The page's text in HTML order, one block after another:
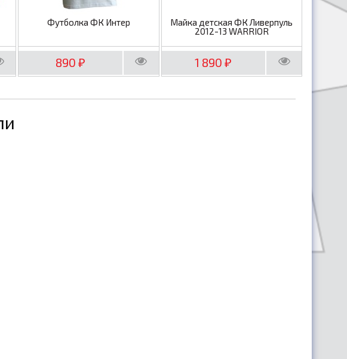
Футболка ФК Интер
890₽
Майка детская ФК Ливерпуль
2012-13 WARRIOR
1 890₽